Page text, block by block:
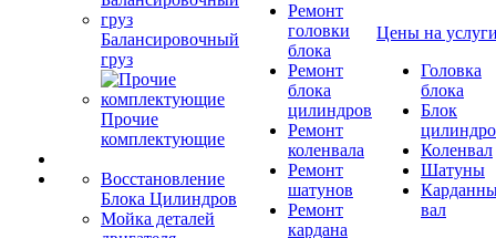
Балансировочный
груз
Прочие
комплектующие
Восстановление
Блока Цилиндров
Мойка деталей
Ремонт
головки
блока
Ремонт
блока
цилиндров
Ремонт
коленвала
Ремонт
шатунов
Ремонт
кардана
Цены на
Головка
блока
Блок
Коленвал
Шатуны
вал